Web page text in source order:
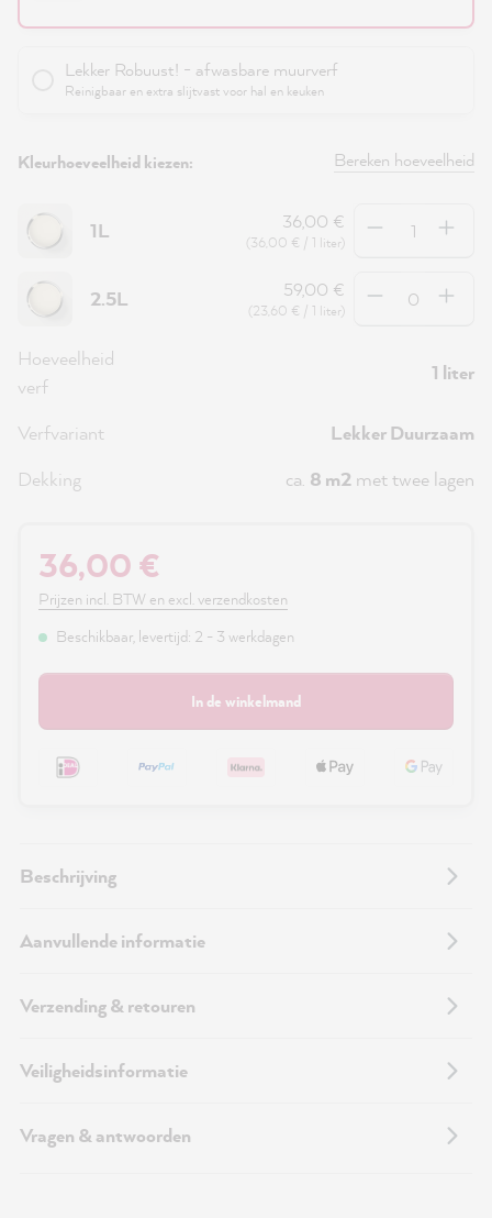
Lekker Robuust! - afwasbare muurverf
Reinigbaar en extra slijtvast voor hal en keuken
Kleurhoeveelheid kiezen: Bereken hoeveelheid
1L 36,00 €
(36,00 € / 1 liter)
Hoeveelheid
2.5L 59,00 €
(23,60 € / 1 liter)
Hoeveelheid
Hoeveelheid
verf
1 liter
Verfvariant
Lekker Duurzaam
Dekking
ca. 8 m2 met twee lagen
36,00 €
Prijzen incl. BTW en excl. verzendkosten
Beschikbaar, levertijd: 2 - 3 werkdagen
In de winkelmand
Beschrijving
Aanvullende informatie
Verzending & retouren
Veiligheidsinformatie
Vragen & antwoorden